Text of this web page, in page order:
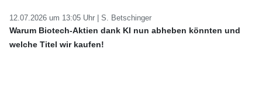
12.07.2026 um 13:05 Uhr | S. Betschinger
Warum Biotech-Aktien dank KI nun abheben könnten und
welche Titel wir kaufen!